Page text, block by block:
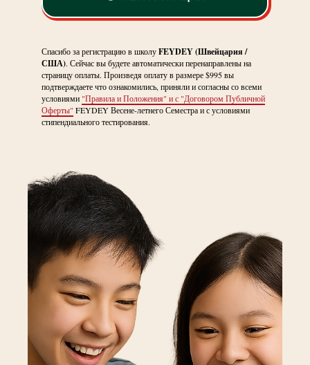
Спасибо за регистрацию в школуFEYDEY (Швейцария /
США). Сейчас вы будете автоматически перенаправлены на
страницу оплаты. Произведя оплату в размере $995 вы
подтверждаете что ознакомились, приняли и согласны со всеми
условиями "Правила и Положения" и с "Договором Публичной
Оферты" FEYDEY Весене-летнего Семестра и с условиями
стипендиального тестирования.